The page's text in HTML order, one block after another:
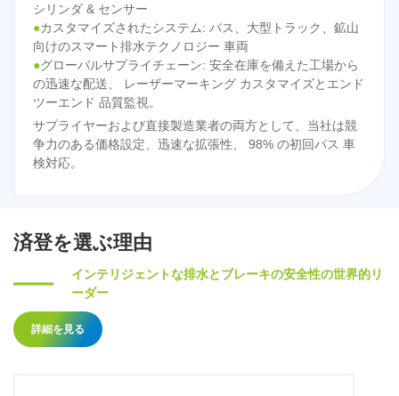
シリンダ & センサー
●カスタマイズされたシステム: バス、大型トラック、鉱山
向けのスマート排水テクノロジー 車両
●グローバルサプライチェーン: 安全在庫を備えた工場から
の迅速な配送、 レーザーマーキング カスタマイズとエンド
ツーエンド 品質監視。
サプライヤーおよび直接製造業者の両方として、当社は競
争力のある価格設定、迅速な拡張性、 98% の初回パス 車
検対応。
済登を選ぶ理由
インテリジェントな排水とブレーキの安全性の世界的リ
ーダー
詳細を見る